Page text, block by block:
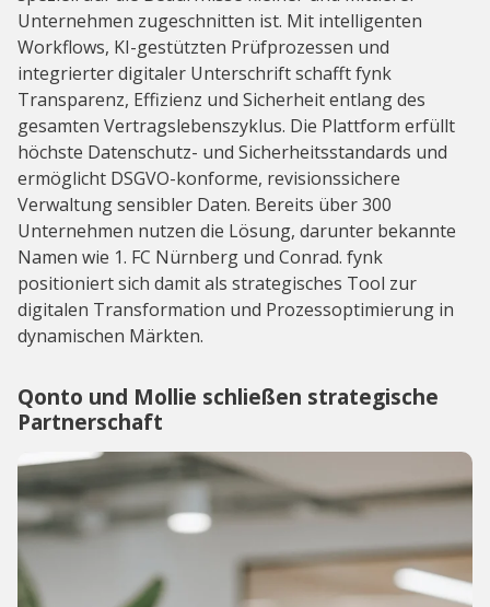
Unternehmen zugeschnitten ist. Mit intelligenten
Workflows, KI-gestützten Prüfprozessen und
integrierter digitaler Unterschrift schafft fynk
Transparenz, Effizienz und Sicherheit entlang des
gesamten Vertragslebenszyklus. Die Plattform erfüllt
höchste Datenschutz- und Sicherheitsstandards und
ermöglicht DSGVO-konforme, revisionssichere
Verwaltung sensibler Daten. Bereits über 300
Unternehmen nutzen die Lösung, darunter bekannte
Namen wie 1. FC Nürnberg und Conrad. fynk
positioniert sich damit als strategisches Tool zur
digitalen Transformation und Prozessoptimierung in
dynamischen Märkten.
Qonto und Mollie schließen strategische
Partnerschaft